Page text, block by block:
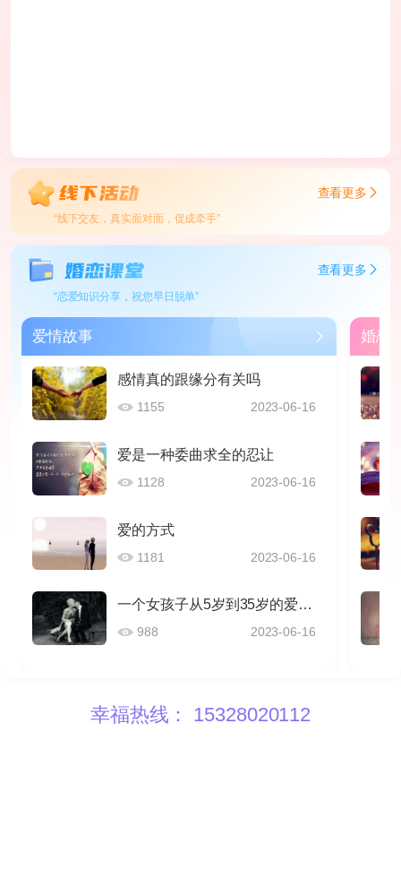
查看更多
“线下交友，真实面对面，促成牵手”
查看更多
“恋爱知识分享，祝您早日脱单”
爱情故事
感情真的跟缘分有关吗
1155 2023-06-16
爱是一种委曲求全的忍让
1128 2023-06-16
爱的方式
1181 2023-06-16
一个女孩子从5岁到35岁的爱情感悟
988 2023-06-16
婚恋
幸福热线： 15328020112